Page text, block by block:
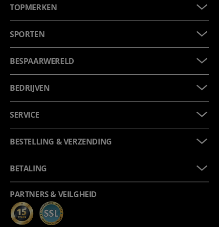
TOPMERKEN
SPORTEN
BESPAARWERELD
BEDRIJVEN
SERVICE
BESTELLING & VERZENDING
BETALING
PARTNERS & VEILGHEID